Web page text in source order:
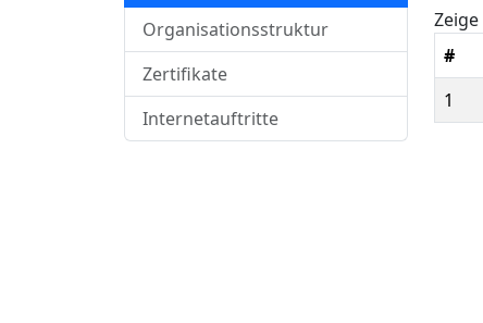
Organisationsstruktur
Zertifikate
Internetauftritte
Zeige
#
1